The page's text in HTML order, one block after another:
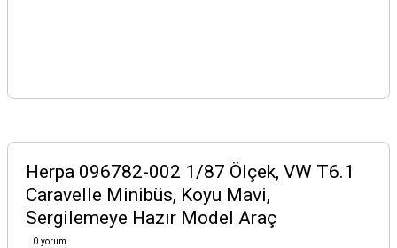
Herpa 096782-002 1/87 Ölçek, VW T6.1
Caravelle Minibüs, Koyu Mavi,
Sergilemeye Hazır Model Araç
0 yorum